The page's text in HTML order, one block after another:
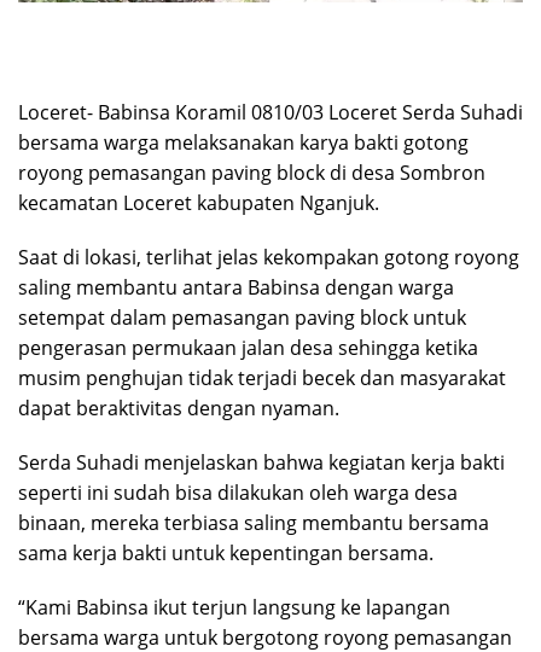
Loceret- Babinsa Koramil 0810/03 Loceret Serda Suhadi
bersama warga melaksanakan karya bakti gotong
royong pemasangan paving block di desa Sombron
kecamatan Loceret kabupaten Nganjuk.
Saat di lokasi, terlihat jelas kekompakan gotong royong
saling membantu antara Babinsa dengan warga
setempat dalam pemasangan paving block untuk
pengerasan permukaan jalan desa sehingga ketika
musim penghujan tidak terjadi becek dan masyarakat
dapat beraktivitas dengan nyaman.
Serda Suhadi menjelaskan bahwa kegiatan kerja bakti
seperti ini sudah bisa dilakukan oleh warga desa
binaan, mereka terbiasa saling membantu bersama
sama kerja bakti untuk kepentingan bersama.
“Kami Babinsa ikut terjun langsung ke lapangan
bersama warga untuk bergotong royong pemasangan